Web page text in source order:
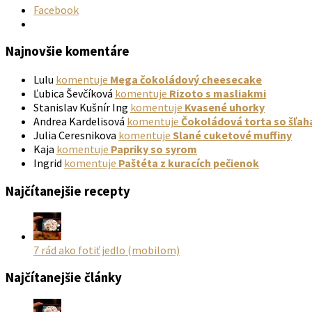
Facebook
Najnovšie komentáre
Lulu komentuje Mega čokoládový cheesecake
Ľubica Ševčíková komentuje Rizoto s masliakmi
Stanislav Kušnír Ing komentuje Kvasené uhorky
Andrea Kardelisová komentuje Čokoládová torta so
Julia Ceresnikova komentuje Slané cuketové muffiny
Kaja komentuje Papriky so syrom
Ingrid komentuje Paštéta z kuracích pečienok
Najčítanejšie recepty
7 rád ako fotiť jedlo (mobilom)
Najčítanejšie články